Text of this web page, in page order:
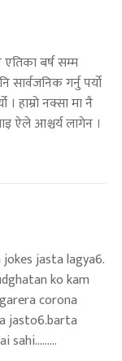
एतिका बर्ष सम्म
गर्नु पर्यो
। हाम्रो नक्सा मा नै
ऐले आश्चर्य लागेन ।
jasta lagya6.
ko kam
corona
jasto6.barta